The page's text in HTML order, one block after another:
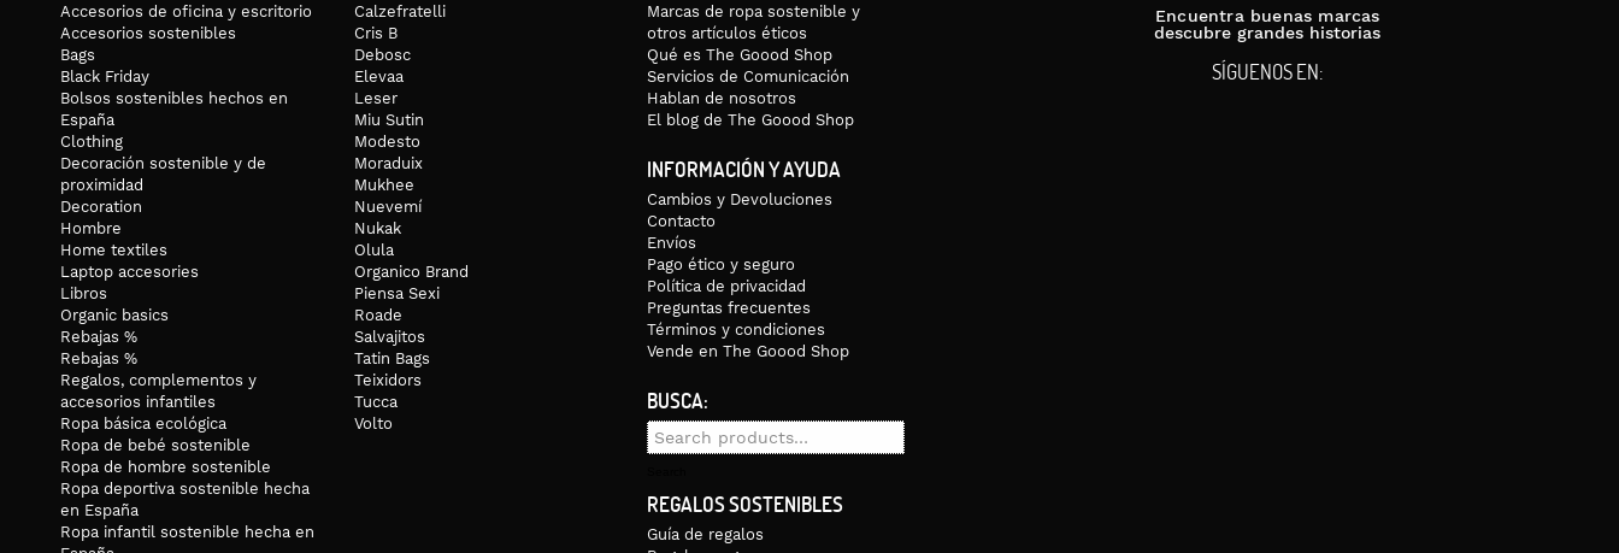
Accesorios de oficina y escritorio
Accesorios sostenibles
Bags
Black Friday
Bolsos sostenibles hechos en
España
Clothing
Decoración sostenible y de
proximidad
Decoration
Hombre
Home textiles
Laptop accesories
Libros
Organic basics
Rebajas %
Rebajas %
Regalos, complementos y
accesorios infantiles
Ropa básica ecológica
Ropa de bebé sostenible
Ropa de hombre sostenible
Ropa deportiva sostenible hecha
en España
Ropa infantil sostenible hecha en
Calzefratelli
Cris B
Debosc
Elevaa
Leser
Miu Sutin
Modesto
Moraduix
Mukhee
Nuevemí
Nukak
Olula
Organico Brand
Piensa Sexi
Roade
Salvajitos
Tatin Bags
Teixidors
Tucca
Volto
Marcas de ropa sostenible y
otros artículos éticos
Qué es The Goood Shop
Servicios de Comunicación
Hablan de nosotros
El blog de The Goood Shop
INFORMACIÓN Y AYUDA
Cambios y Devoluciones
Contacto
Envíos
Pago ético y seguro
Política de privacidad
Preguntas frecuentes
Términos y condiciones
Vende en The Goood Shop
BUSCA:
Search
REGALOS SOSTENIBLES
Guía de regalos
Encuentra buenas marcas
descubre grandes historias
SÍGUENOS EN: